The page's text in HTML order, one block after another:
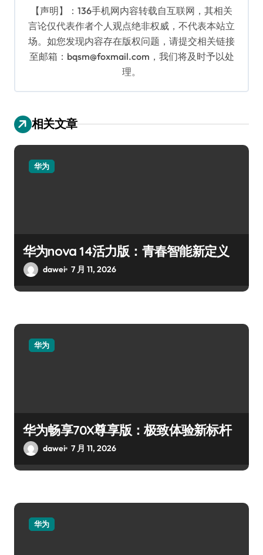
【声明】：136手机网内容转载自互联网，其相关
言论仅代表作者个人观点绝非权威，不代表本站立
场。如您发现内容存在版权问题，请提交相关链接
至邮箱：bqsm@foxmail.com，我们将及时予以处
理。
相关文章
华为
华为nova 14活力版：青春智能新定义
dawei 7 月 11, 2026
华为
华为畅享70X尊享版：极致体验新标杆
dawei 7 月 11, 2026
华为